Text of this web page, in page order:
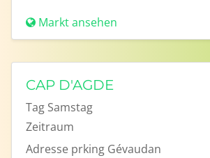
Markt ansehen
CAP D'AGDE
Tag Samstag
Zeitraum
Adresse prking Gévaudan